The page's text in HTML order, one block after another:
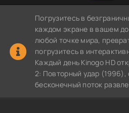
Погрузитесь в
каждом экране в вашем
любой точке мира,
погрузитесь в
Каждый день Kinogo HD
2: Повторный удар (1996),
бесконечный поток